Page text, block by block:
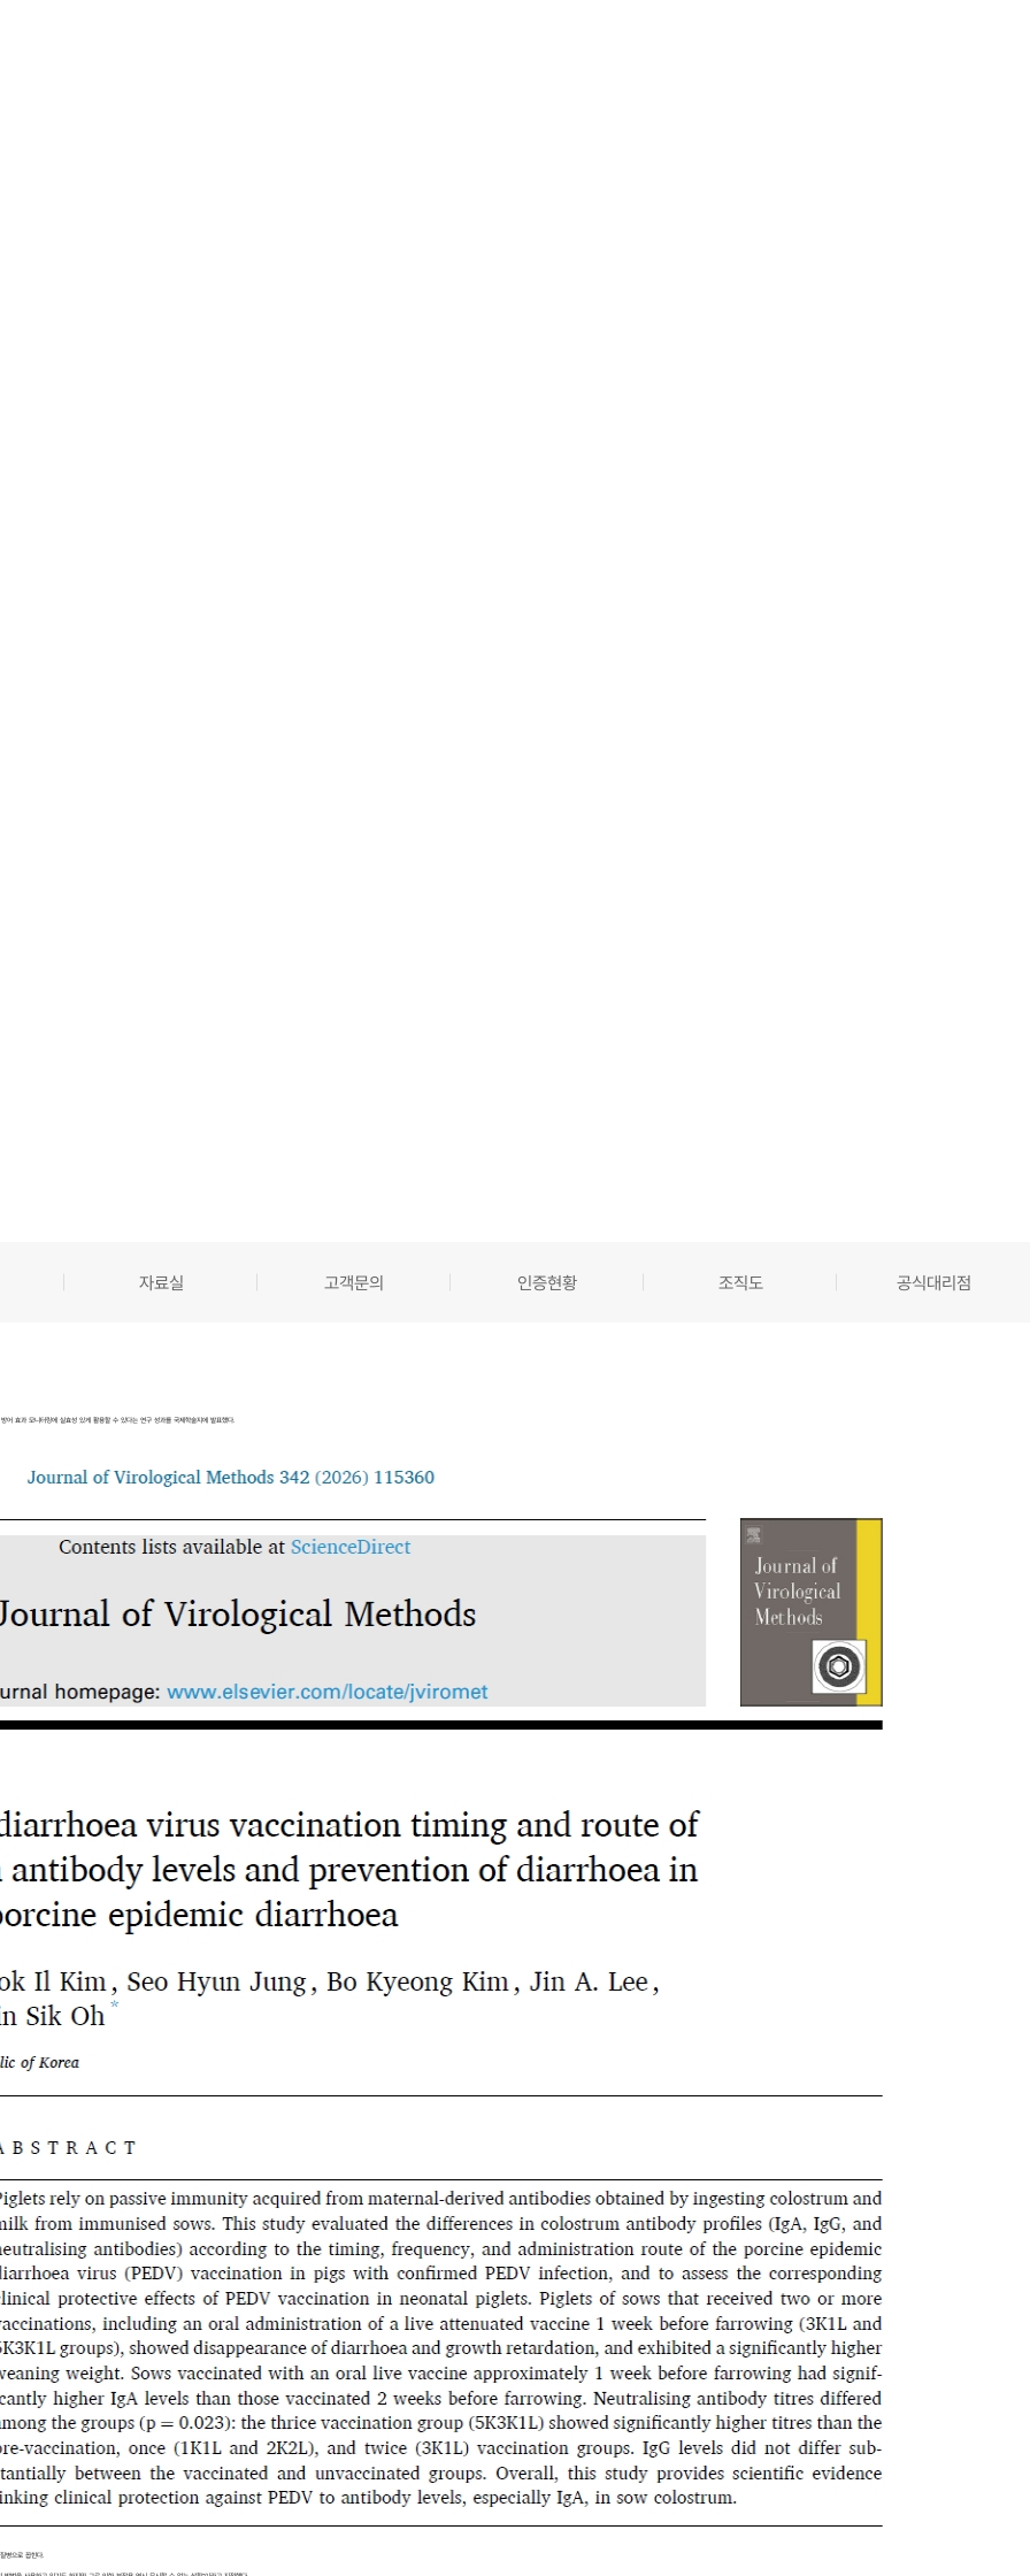
자료실 고객문의 인증현황 조직도 공식대리점
효과 모니터링에 실효성 있게 활용할 수 있다는 연구 성과를 국제학술지에 발표했다.
병으로 꼽힌다.